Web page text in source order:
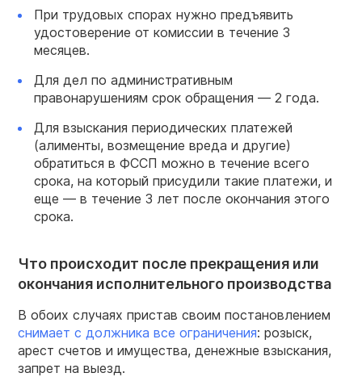
При трудовых спорах нужно предъявить
удостоверение от комиссии в течение 3
месяцев.
Для дел по административным
правонарушениям срок обращения — 2 года.
Для взыскания периодических платежей
(алименты, возмещение вреда и другие)
обратиться в ФССП можно в течение всего
срока, на который присудили такие платежи, и
еще — в течение 3 лет после окончания этого
срока.
Что происходит после прекращения или
окончания исполнительного производства
В обоих случаях пристав своим постановлением
снимает с должника все ограничения: розыск,
арест счетов и имущества, денежные взыскания,
запрет на выезд.